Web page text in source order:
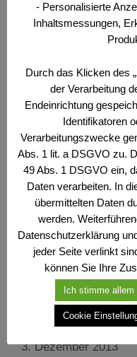
Erfolgreich.
österreichischen
2013 bis 2018
Landesverteidigung
Zukunft“ Zukünftige
Aufgaben verlangen
leistungsfähiges
effizienten nationalen
auf der Grundlage
Kategorien
Wehr- und
Nr. 16/12/13
nicht tot
3. Dezember 2013
- Personalisierte
Inhaltsmessungen,
Durch das Klicken des
der Verarbeitung
Endeinrichtung
Identifikatoren
Verarbeitungszwecke
Abs. 1 lit. a DSGVO zu.
49 Abs. 1 DSGVO ein,
Daten verarbeiten. In
übermittelten Daten
werden.
Datenschutzerklärung
jeder Seite verlinkt
können Sie Ihre
Ich stimme allem
Cookie